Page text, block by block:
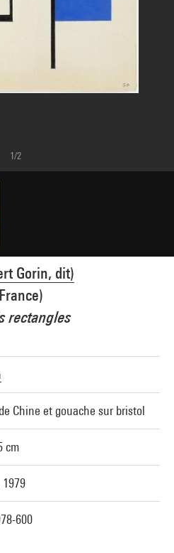
Gorin, dit)
rectangles
Chine et gouache sur bristol
cm
600
MNAM-CCI/Philippe Migeat/Dist.
1/2